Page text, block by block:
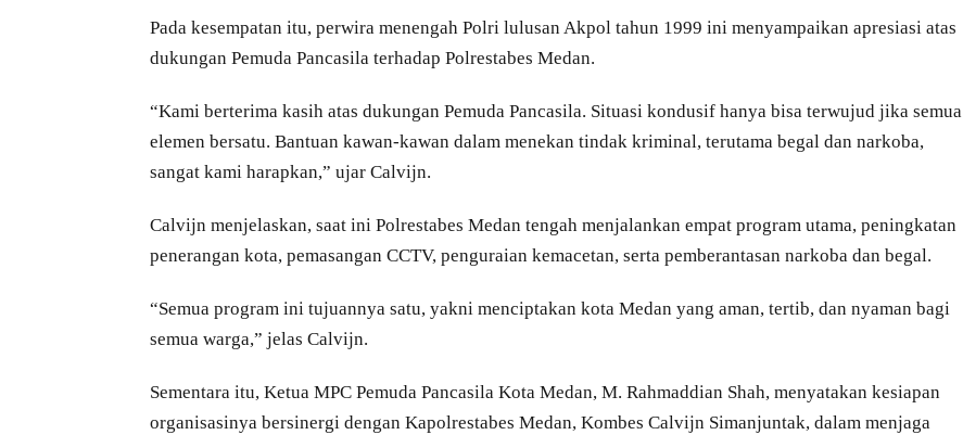
Pada kesempatan itu, perwira menengah Polri lulusan Akpol tahun 1999 ini menyampaikan apresiasi atas
dukungan Pemuda Pancasila terhadap Polrestabes Medan.
“Kami berterima kasih atas dukungan Pemuda Pancasila. Situasi kondusif hanya bisa terwujud jika semua
elemen bersatu. Bantuan kawan-kawan dalam menekan tindak kriminal, terutama begal dan narkoba,
sangat kami harapkan,” ujar Calvijn.
Calvijn menjelaskan, saat ini Polrestabes Medan tengah menjalankan empat program utama, peningkatan
penerangan kota, pemasangan CCTV, penguraian kemacetan, serta pemberantasan narkoba dan begal.
“Semua program ini tujuannya satu, yakni menciptakan kota Medan yang aman, tertib, dan nyaman bagi
semua warga,” jelas Calvijn.
Sementara itu, Ketua MPC Pemuda Pancasila Kota Medan, M. Rahmaddian Shah, menyatakan kesiapan
organisasinya bersinergi dengan Kapolrestabes Medan, Kombes Calvijn Simanjuntak, dalam menjaga